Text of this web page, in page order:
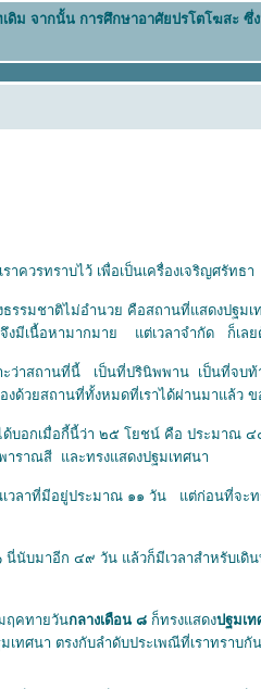
เดิม จากนั้น การศึกษาอาศัยปรโตโฆส
าควรทราบไว้ เพื่อเป็นเครื่องเจริญศรัทธ
รมชาติไม่อำนวย คือสถานที่แสดงปฐมเ
งมีเนื้อหามากมาย แต่เวลาจํากัด ก็เลย
สถานที่นี้ เป็นที่ปรินิพพาน เป็นที่จบท้า
องด้วยสถานที่ทั้งหมดที่เราได้ผ่านมาแล้
กเมื่อกี้นี้ว่า ๒๕ โยชน์ คือ ประมาณ ๔๐
ราณสี และทรงแสดงปฐมเทศนา
วลาที่มีอยู่ประมาณ ๑๑ วัน แต่ก่อนที่จะท
บมาอีก ๔๙ วัน แล้วก็มีเวลาสำหรับเดิ
ฤคทายวันกลางเดือน ๘ ก็ทรงแสดงปฐมเท
เทศนา ตรงกับลำดับประเพณีที่เราทราบกั